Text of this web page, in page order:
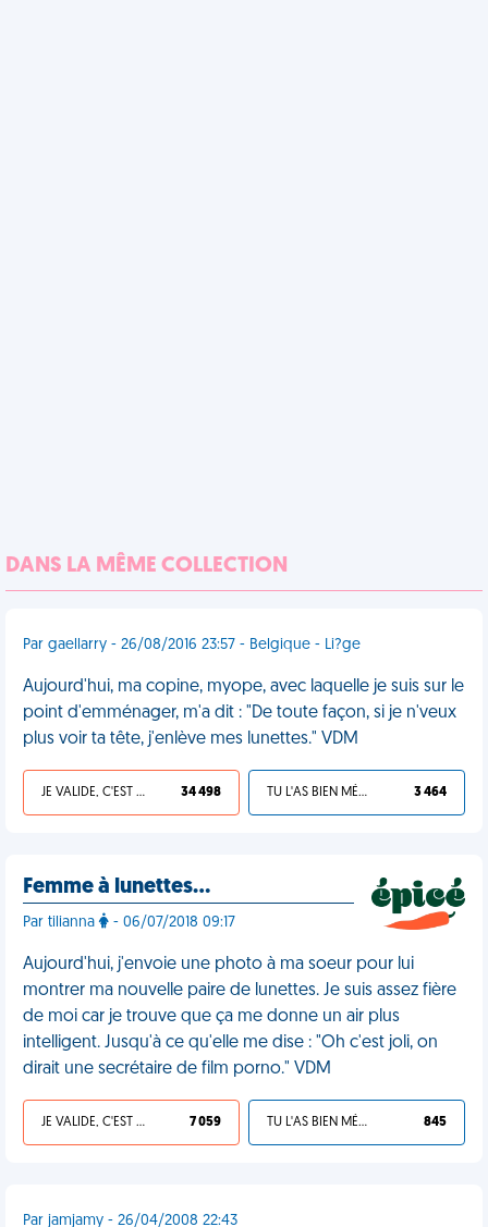
DANS LA MÊME COLLECTION
Par gaellarry - 26/08/2016 23:57 - Belgique - Li?ge
Aujourd'hui, ma copine, myope, avec laquelle je suis sur le
point d'emménager, m'a dit : "De toute façon, si je n'veux
plus voir ta tête, j'enlève mes lunettes." VDM
JE VALIDE, C'EST UNE VDM 34 498 TU L'AS BIEN MÉRITÉ 3 464
Femme à lunettes…
Par tilianna - 06/07/2018 09:17
Aujourd'hui, j'envoie une photo à ma soeur pour lui
montrer ma nouvelle paire de lunettes. Je suis assez fière
de moi car je trouve que ça me donne un air plus
intelligent. Jusqu'à ce qu'elle me dise : "Oh c'est joli, on
dirait une secrétaire de film porno." VDM
JE VALIDE, C'EST UNE VDM 7 059 TU L'AS BIEN MÉRITÉ 845
Par jamjamy - 26/04/2008 22:43